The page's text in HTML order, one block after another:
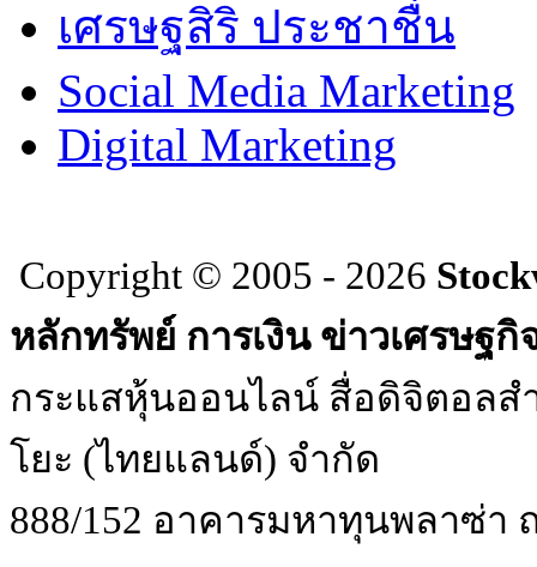
เศรษฐสิริ ประชาชื่น
Social Media Marketing
Digital Marketing
Copyright © 2005 - 2026
หลักทรัพย์ การเงิน ข่าวเศรษฐกิ
กระแสหุ้นออนไลน์ สื่อดิจิตอล
โยะ (ไทยแลนด์) จำกัด
888/152 อาคารมหาทุนพลาซ่